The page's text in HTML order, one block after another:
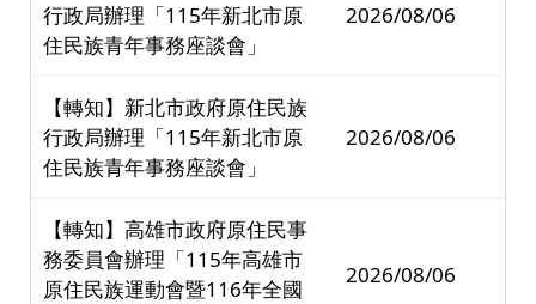
行政局辦理「115年新北市原
住民族青年事務座談會」
2026/08/06
【轉知】新北市政府原住民族
行政局辦理「115年新北市原
住民族青年事務座談會」
2026/08/06
【轉知】高雄市政府原住民事
務委員會辦理「115年高雄市
原住民族運動會暨116年全國
2026/08/06